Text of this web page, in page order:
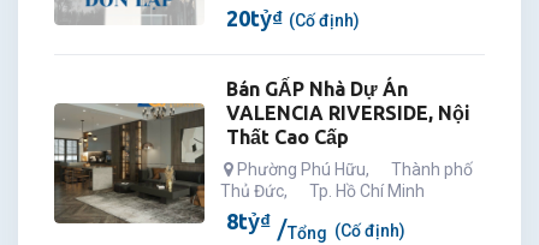
20tỷ₫ (Cố định)
Bán GẤP Nhà Dự Án
VALENCIA RIVERSIDE, Nội
Thất Cao Cấp
Phường Phú Hữu,
Thành phố
Thủ Đức, Tp. Hồ Chí Minh
8tỷ₫ Tổng (Cố định)